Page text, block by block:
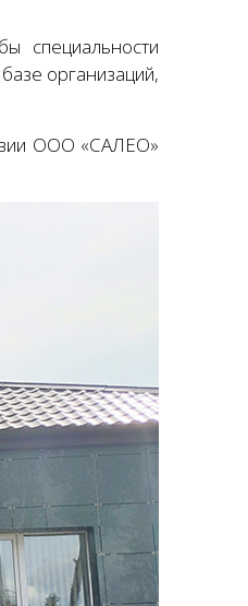
специальности
организаций,
ООО «САЛЕО»